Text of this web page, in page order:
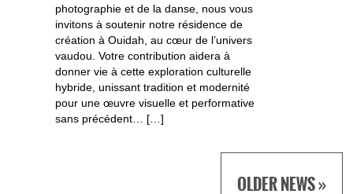
photographie et de la danse, nous vous
invitons à soutenir notre résidence de
création à Ouidah, au cœur de l’univers
vaudou. Votre contribution aidera à
donner vie à cette exploration culturelle
hybride, unissant tradition et modernité
pour une œuvre visuelle et performative
sans précédent… […]
OLDER NEWS »